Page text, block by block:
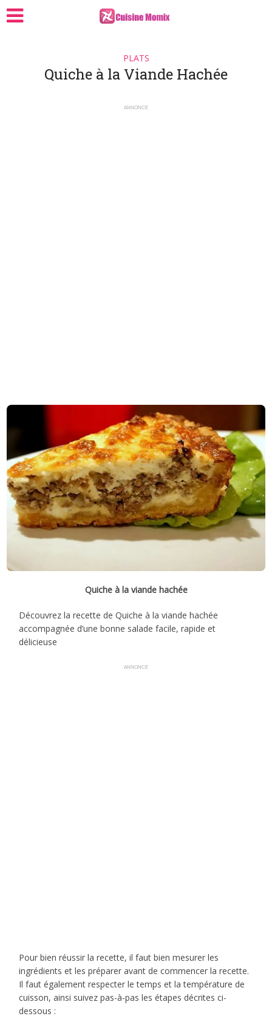
PLATS
Quiche à la Viande Hachée
ANNONCE
Quiche à la viande hachée
Découvrez la recette de Quiche à la viande hachée
accompagnée d’une bonne salade facile, rapide et
délicieuse
ANNONCE
Pour bien réussir la recette, il faut bien mesurer les
ingrédients et les préparer avant de commencer la recette.
Il faut également respecter le temps et la température de
cuisson, ainsi suivez pas-à-pas les étapes décrites ci-
dessous :